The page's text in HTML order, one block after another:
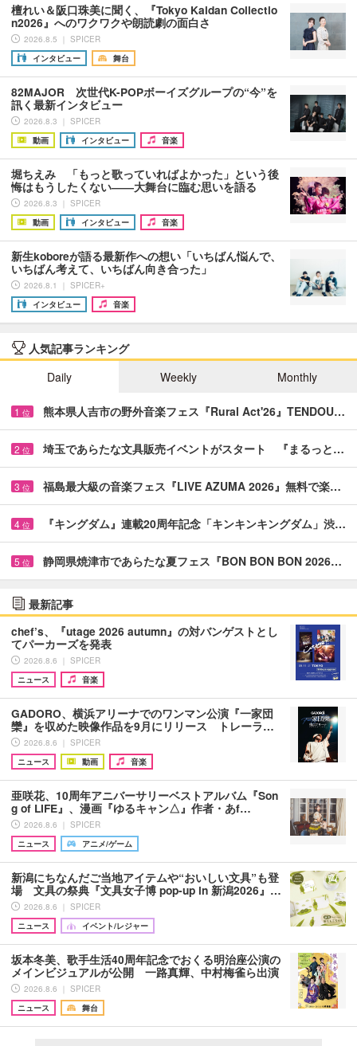
檀れい＆阪口珠美に聞く、『Tokyo Kaidan Collectio
n2026』へのワクワクや朗読劇の面白さ
2026.8.5 ｜ SPICER
インタビュー
舞台
82MAJOR 次世代K-POPボーイズグループの“今”を
訊く最新インタビュー
2026.8.3 ｜ SPICER
動画
インタビュー 音楽
堀ちえみ 「もっと歌っていればよかった」という後
悔はもうしたくない――大舞台に臨む思いを語る
2026.8.3 ｜ SPICER
動画
インタビュー 音楽
新生koboreが語る最新作への想い「いちばん悩んで、
いちばん考えて、いちばん向き合った」
2026.8.1 ｜ SPICER+
インタビュー
音楽
人気記事ランキング
Daily
Weekly Monthly
1 位 熊本県人吉市の野外音楽フェス『Rural Act'26』TENDOU…
2 位 埼玉であらたな文具販売イベントがスタート 『まるっと…
3 位 福島最大級の音楽フェス『LIVE AZUMA 2026』無料で楽…
4 位 『キングダム』連載20周年記念「キンキンキングダム」渋…
5 位 静岡県焼津市であらたな夏フェス『BON BON BON 2026…
最新記事
chef’s、『utage 2026 autumn』の対バンゲストとし
てパーカーズを発表
2026.8.6 ｜ SPICER
ニュース
音楽
GADORO、横浜アリーナでのワンマン公演『一家団
欒』を収めた映像作品を9月にリリース トレーラ…
2026.8.6 ｜ SPICER
ニュース
動画 音楽
亜咲花、10周年アニバーサリーベストアルバム『Son
g of LIFE』、漫画『ゆるキャン△』作者・あf…
2026.8.6 ｜ SPICER
ニュース
アニメ/ゲーム
新潟にちなんだご当地アイテムや“おいしい文具”も登
場 文具の祭典『文具女子博 pop-up in 新潟2026』…
2026.8.6 ｜ SPICER
ニュース
イベント/レジャー
坂本冬美、歌手生活40周年記念でおくる明治座公演の
メインビジュアルが公開 一路真輝、中村梅雀ら出演
2026.8.6 ｜ SPICER
ニュース
舞台